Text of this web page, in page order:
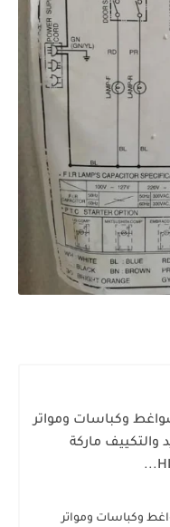
وكباسات ومواتر
والتكييف ماركة
وكباسات ومواتر